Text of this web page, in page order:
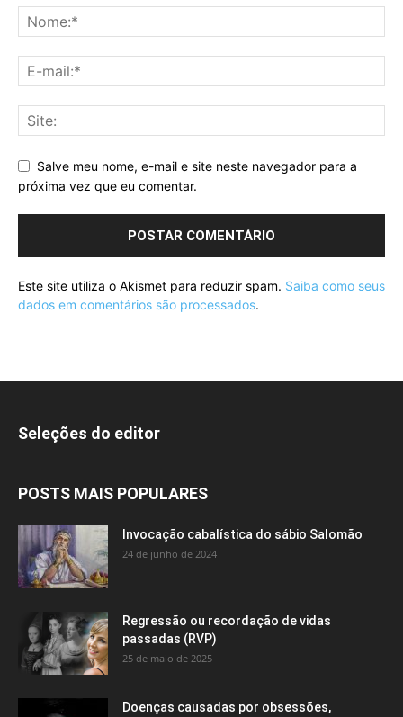
Salve meu nome, e-mail e site neste navegador para a
próxima vez que eu comentar.
Este site utiliza o Akismet para reduzir spam. Saiba como seus
dados em comentários são processados.
Seleções do editor
POSTS MAIS POPULARES
Invocação cabalística do sábio Salomão
24 de junho de 2024
Regressão ou recordação de vidas
passadas (RVP)
25 de maio de 2025
Doenças causadas por obsessões,